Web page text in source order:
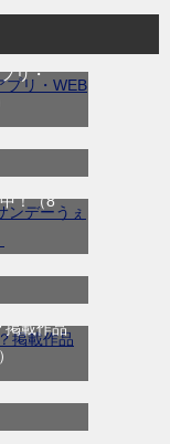
リ・
料漫画
デーう
！（8
で無料
掲載作品
話無料連
ぇぶりで